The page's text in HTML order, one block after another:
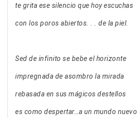
te grita ese silencio que hoy escuchas
con los poros abiertos. . . de la piel.
Sed de infinito se bebe el horizonte
impregnada de asombro la mirada
rebasada en sus mágicos destellos
es como despertar…a un mundo nuevo.